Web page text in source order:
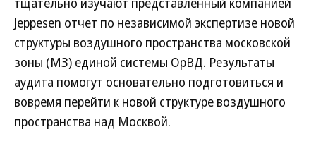
Jeppesen отчет по независимой экспертизе новой
структуры воздушного пространства московской
зоны (МЗ) единой системы ОрВД. Результаты
аудита помогут основательно подготовиться и
вовремя перейти к новой структуре воздушного
пространства над Москвой.